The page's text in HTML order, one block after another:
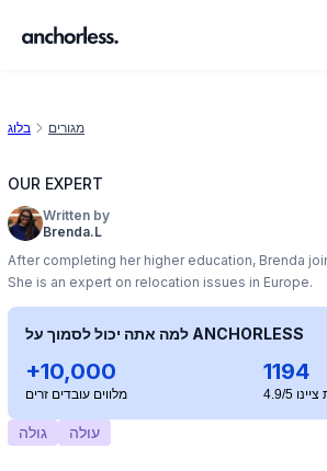
בלוג מגורים
OUR EXPERT
Written by
Brenda.L
After completing her higher education, Brenda
She is an expert on relocation issues in Europe.
למה אתה יכול לסמוך על ANCHORLESS
+10,000
מלווים עובדים זרים
1194
4.9/5
גולה עולה